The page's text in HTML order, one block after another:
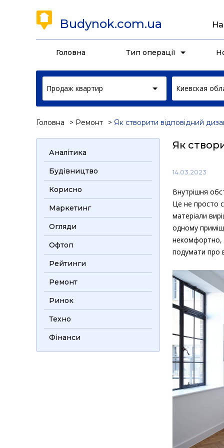
Budynok.com.ua
Головна Тип операції
Продаж квартир Киевская
Головна Ремонт Як створити відповідний
Як
14.03.2023
Внутрішня
Це не просто
матеріали
одному
некомфортно,
подумати про
Аналітика
Будівництво
Корисно
Маркетинг
Огляди
Офтоп
Рейтинги
Ремонт
Ринок
Техно
Фінанси